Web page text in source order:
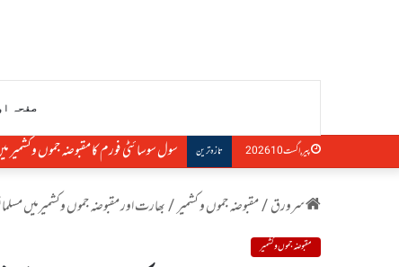
صفحہ
پیر, اگست 10 2026 تازہ ترین سول سوسائٹی فورم کا مقبوضہ جموں
سرورق/مقبوضہ جموں و کشمیر/بھارت اور مقبوضہ جموں وکشمیرمیں
مقبوضہ جموں و کشمیر